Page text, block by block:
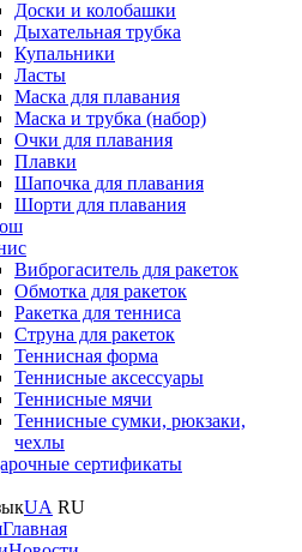
Доски и колобашки
Дыхательная трубка
Купальники
Ласты
Маска для плавания
Маска и трубка (набор)
Очки для плавания
Плавки
Шапочка для плавания
Шорти для плавания
Виброгаситель для ракеток
Обмотка для ракеток
Ракетка для тенниса
Струна для ракеток
Теннисная форма
Теннисные аксессуары
Теннисные мячи
Теннисные сумки, рюкзаки,
чехлы
сертификаты
UA RU
Главная